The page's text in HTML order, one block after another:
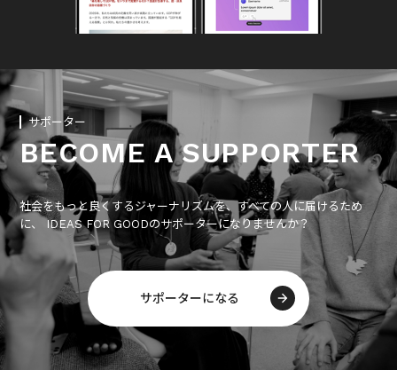
サポーター
BECOME A SUPPORTER
社会をもっと良くするジャーナリズムを、すべての人に届けるため
に、 IDEAS FOR GOODのサポーターになりませんか？
サポーターになる